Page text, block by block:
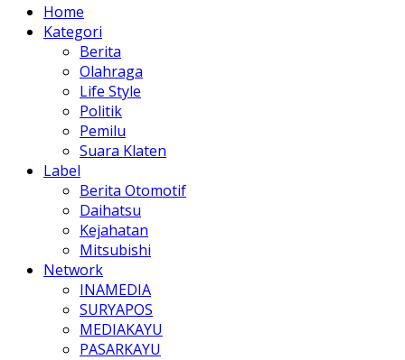
Home
Kategori
Berita
Olahraga
Life Style
Politik
Pemilu
Suara Klaten
Label
Berita Otomotif
Daihatsu
Kejahatan
Mitsubishi
Network
INAMEDIA
SURYAPOS
MEDIAKAYU
PASARKAYU